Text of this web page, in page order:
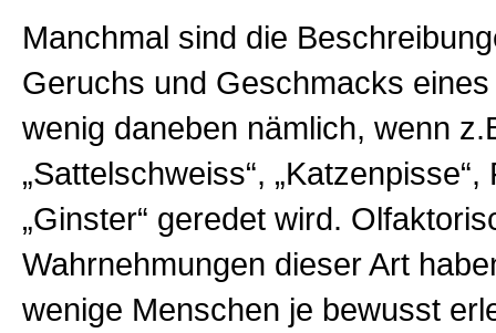
Manchmal sind die
Geruchs und Geschmacks
wenig daneben nämlich, wenn
„Sattelschweiss“, „Katzenpisse“,
„Ginster“ geredet wird.
Wahrnehmungen dieser Art
wenige Menschen je bewusst